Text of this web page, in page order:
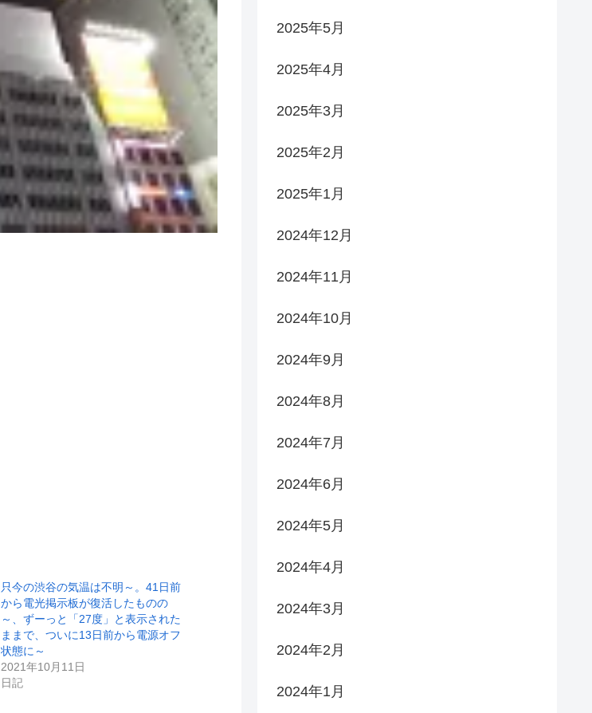
只今の渋谷の気温は不明～。41日前
から電光掲示板が復活したものの
～、ずーっと「27度」と表示された
ままで、ついに13日前から電源オフ
状態に～
2021年10月11日
日記
2025年5月
2025年4月
2025年3月
2025年2月
2025年1月
2024年12月
2024年11月
2024年10月
2024年9月
2024年8月
2024年7月
2024年6月
2024年5月
2024年4月
2024年3月
2024年2月
2024年1月